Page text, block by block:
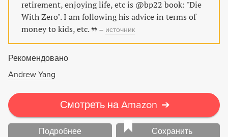
retirement, enjoying life, etc is @bp22 book: "Die
With Zero". I am following his advice in terms of
money to kids, etc.
– источник
Рекомендовано
Andrew Yang
Смотреть на Amazon ➔
Подробнее Сохранить